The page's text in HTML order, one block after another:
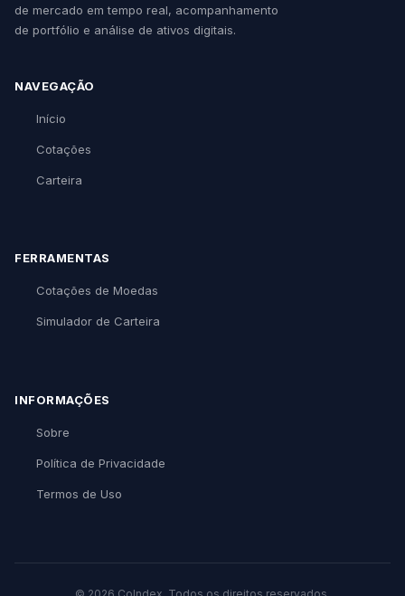
de mercado em tempo real, acompanhamento
de portfólio e análise de ativos digitais.
NAVEGAÇÃO
Início
Cotações
Carteira
FERRAMENTAS
Cotações de Moedas
Simulador de Carteira
INFORMAÇÕES
Sobre
Política de Privacidade
Termos de Uso